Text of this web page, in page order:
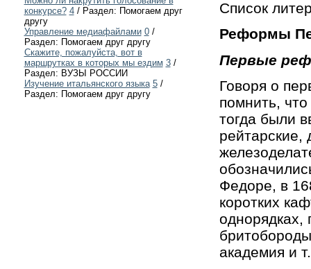
конкурсе? 4/ Раздел: Помогаем друг
другу
Управление медиафайлами 0/
Раздел: Помогаем друг другу
Скажите, пожалуйста, вот в
маршрутках в которых мы ездим 3/
Раздел: ВУЗЫ РОССИИ
Изучение итальянского языка 5/
Раздел: Помогаем друг другу
Список
Реформы
Первые
Говоря о
помнить,
тогда были
рейтарские,
Федоре, в
коротких
однорядках,
академия и